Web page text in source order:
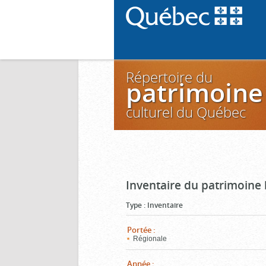
Répertoire du
patrimoine
culturel du Québec
Inventaire du patrimoine
Type : Inventaire
Portée :
Régionale